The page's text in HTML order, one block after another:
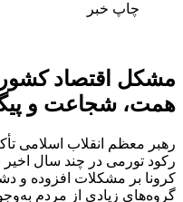
چاپ خبر
مشکل اقتصاد
همت، شجاعت و
رهبر معظم انقلاب اسلامی
رکود تورمی در چند سال
کرونا بر مشکلات افزوده و
گروه‌های زیادی از مردم